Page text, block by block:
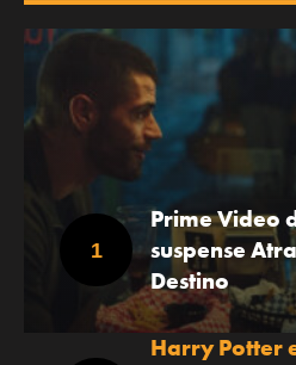
Prime Video
suspense
Destino
Harry Potter